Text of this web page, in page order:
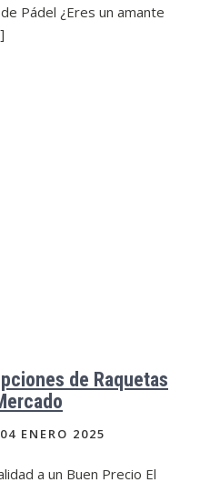
Pádel ¿Eres un amante
de Raquetas
04 ENERO 2025
a un Buen Precio El